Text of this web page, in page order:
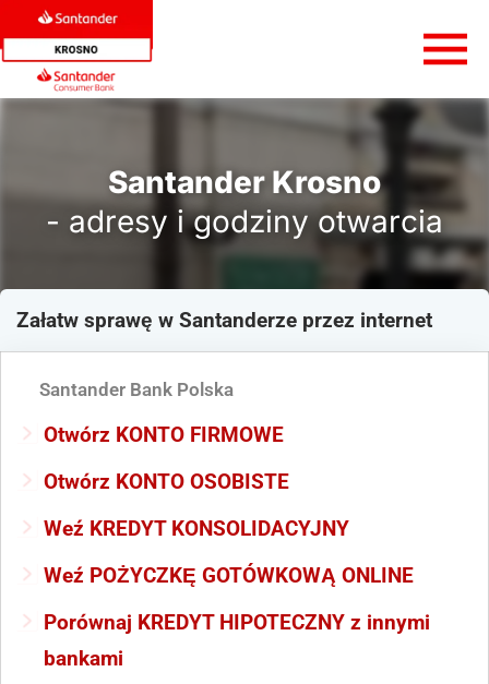
Santander Krosno
- adresy i godziny otwarcia
Załatw sprawę w Santanderze przez internet
Santander Bank Polska
Otwórz KONTO FIRMOWE
Otwórz KONTO OSOBISTE
Weź KREDYT KONSOLIDACYJNY
Weź POŻYCZKĘ GOTÓWKOWĄ ONLINE
Porównaj KREDYT HIPOTECZNY z innymi
bankami